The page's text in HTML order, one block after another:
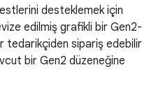
desteklemek için
edilmiş grafikli bir Gen2-
tedarikçiden sipariş edebilir
bir Gen2 düzeneğine